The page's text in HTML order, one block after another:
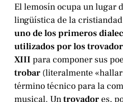
El lemosín ocupa un lugar
lingüística de la
uno de los primeros
utilizados por los
XIII para componer sus
trobar (literalmente
término técnico para la
musical. Untrovador es,